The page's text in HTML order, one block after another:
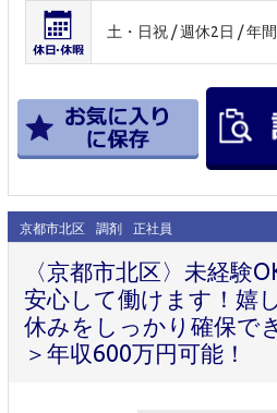
土・日祝 / 週休2日 / 年
京都市北区 調剤 正社員
〈京都市北区〉未経験
安心して働けます！嬉
休みをしっかり確保で
＞年収600万円可能！